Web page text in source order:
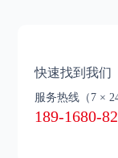
快速找到我们
服务热线 （7 ×
189-1680-